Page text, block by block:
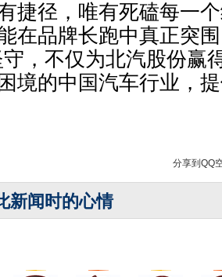
捷径，唯有死磕每一
在品牌长跑中真正突
守，不仅为北汽股份赢
境的中国汽车行业，
分享到 QQ
新闻时的心情